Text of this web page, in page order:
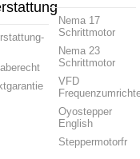
Nema 17
Schrittmotor
Nema 23
Schrittmotor
VFD
Oyostepper
English
Steppermotorfr